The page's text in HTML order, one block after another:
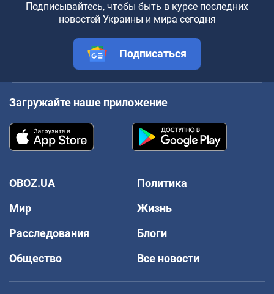
Подписывайтесь, чтобы быть в курсе последних
новостей Украины и мира сегодня
Подписаться
Загружайте наше приложение
OBOZ.UA
Политика
Мир
Жизнь
Расследования
Блоги
Общество
Все новости